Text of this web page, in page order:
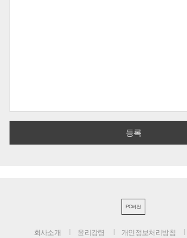
PC버전
회사소개 윤리강령 개인정보처리방침